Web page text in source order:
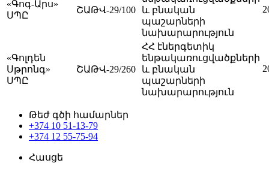
«Գոգ-Արս»
ՍՊԸ
ՇԱԹՎ-29/100
և բնական
պաշարների
նախարարություն
«Գոլդեն
Սթրոնգ»
ՍՊԸ
ՇԱԹՎ-29/260
ՀՀ էներգետիկ
ենթակառուցվածքների
և բնական
պաշարների
նախարարություն
Թեժ գծի համարներ
+374 10 51-13-79
+374 12 55-75-94
Հասցե